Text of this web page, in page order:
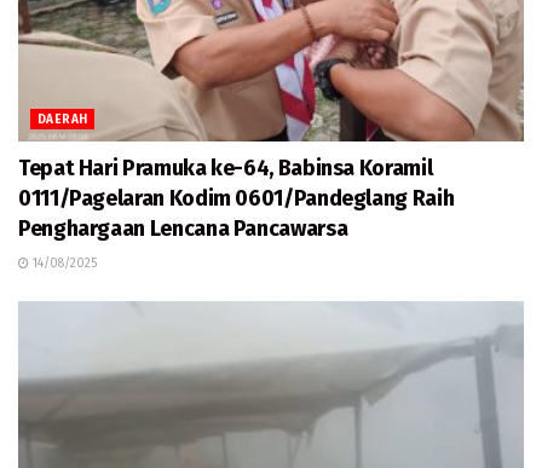
DAERAH
Tepat Hari Pramuka ke-64, Babinsa Koramil
0111/Pagelaran Kodim 0601/Pandeglang Raih
Penghargaan Lencana Pancawarsa
14/08/2025